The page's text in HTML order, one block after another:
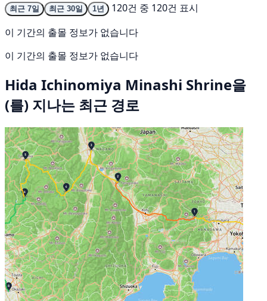
최근 7일 최근 30일 1년
120건 중 120건 표시
이 기간의 출몰 정보가 없습니다
이 기간의 출몰 정보가 없습니다
Hida Ichinomiya Minashi Shrine을
(를) 지나는 최근 경로